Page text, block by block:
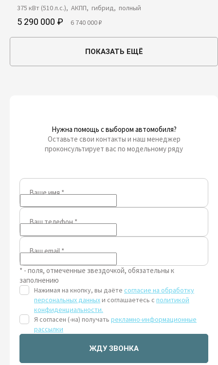
375 кВт (510 л.с.), АКПП, гибрид, полный
5 290 000 ₽ 6 740 000 ₽
ПОКАЗАТЬ ЕЩЁ
Нужна помощь с выбором автомобиля?
Оставьте свои контакты и наш менеджер
проконсультирует вас по модельному ряду
Ваше имя*
Ваш телефон*
Ваш email*
* - поля, отмеченные звездочкой, обязательны к
заполнению
Нажимая на кнопку, вы даёте согласие на обработку
персональных данныхи соглашаетесь с политикой
конфиденциальности.
Я согласен (-на) получать рекламно-информационные
рассылки
ЖДУ ЗВОНКА